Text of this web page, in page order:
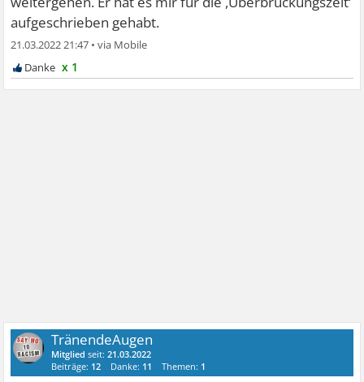
aufgeschrieben gehabt.
21.03.2022 21:47 •
x 1
TränendeAugen
Mitglied seit:21.03.2022
Beiträge: 12 Danke: 11 Themen: 1